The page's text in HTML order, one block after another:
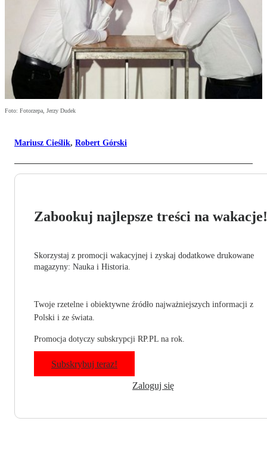
Foto: Fotorzepa, Jerzy Dudek
Mariusz Cieślik, Robert Górski
Zabookuj najlepsze treści na wakacje!
Skorzystaj z promocji wakacyjnej i zyskaj dodatkowe drukowane
magazyny: Nauka i Historia.
Twoje rzetelne i obiektywne źródło najważniejszych informacji z
Polski i ze świata.
Promocja dotyczy subskrypcji RP.PL na rok.
Subskrybuj teraz!
Zaloguj się